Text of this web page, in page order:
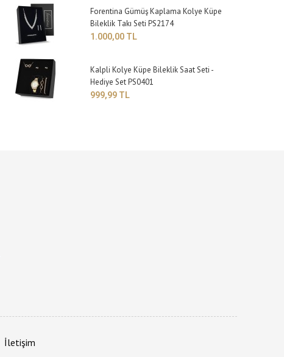
Forentina Gümüş Kaplama Kolye Küpe
Bileklik Takı Seti PS2174
1.000,00 TL
Kalpli Kolye Küpe Bileklik Saat Seti -
Hediye Set PS0401
999,99 TL
İletişim